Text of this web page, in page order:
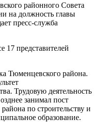
районного Совета
на должность главы
пресс-служба
17 представителей
Тюменцевского района.
Трудовую деятельность
занимал пост
по строительству и
образование.